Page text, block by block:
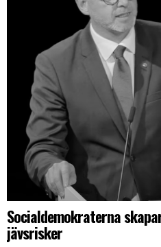
Socialdemokraterna
jävsrisker